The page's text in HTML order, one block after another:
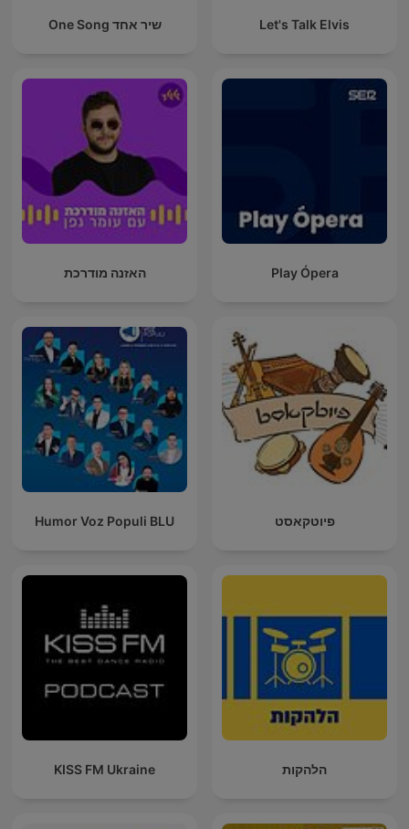
Let's Talk Elvis שיר אחד One Song
Play Ópera האזנה מודרכת
פיוטקאסט Humor Voz Populi BLU
הלהקות KISS FM Ukraine